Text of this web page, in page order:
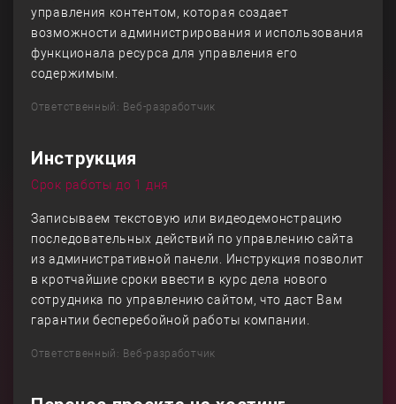
управления контентом, которая создает
возможности администрирования и использования
функционала ресурса для управления его
содержимым.
Ответственный: Веб-разработчик
Инструкция
Срок работы до 1 дня
Записываем текстовую или видеодемонстрацию
последовательных действий по управлению сайта
из административной панели. Инструкция позволит
в кротчайшие сроки ввести в курс дела нового
сотрудника по управлению сайтом, что даст Вам
гарантии бесперебойной работы компании.
Ответственный: Веб-разработчик